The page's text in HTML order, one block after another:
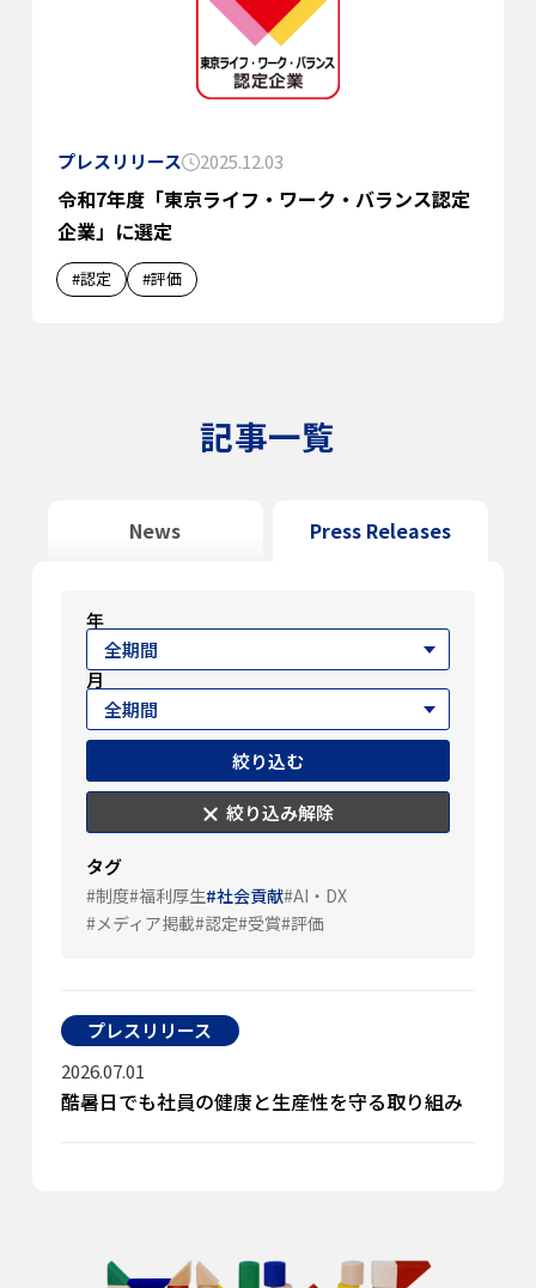
プレスリリース 2025.12.03
令和7年度「東京ライフ・ワーク・バランス認定
企業」に選定
#認定 #評価
記事一覧
News Press Releases
年
月
絞り込む
絞り込み解除
タグ
#制度#福利厚生#社会貢献#AI・DX
#メディア掲載#認定#受賞#評価
プレスリリース
2026.07.01
酷暑日でも社員の健康と生産性を守る取り組み